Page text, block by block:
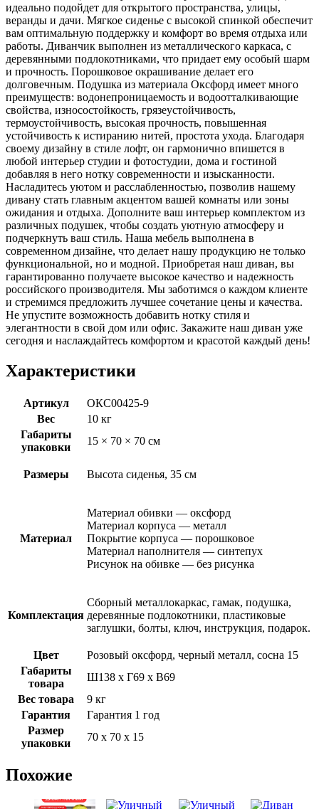
идеально подойдет для открытого пространства, улицы,
веранды и дачи. Мягкое сиденье с высокой спинкой обеспечит
вам оптимальную поддержку и комфорт во время отдыха или
работы. Диванчик выполнен из металлического каркаса, с
деревянными подлокотниками, что придает ему особый шарм
и прочность. Порошковое окрашивание делает его
долговечным. Подушка из материала Оксфорд имеет много
преимуществ: водонепроницаемость и водоотталкивающие
свойства, износостойкость, грязеустойчивость,
термоустойчивость, высокая прочность, повышенная
устойчивость к истиранию нитей, простота ухода. Благодаря
своему дизайну в стиле лофт, он гармонично впишется в
любой интерьер студии и фотостудии, дома и гостиной
добавляя в него нотку современности и изысканности.
Насладитесь уютом и расслабленностью, позволив нашему
дивану стать главным акцентом вашей комнаты или зоны
ожидания и отдыха. Дополните ваш интерьер комплектом из
различных подушек, чтобы создать уютную атмосферу и
подчеркнуть ваш стиль. Наша мебель выполнена в
современном дизайне, что делает нашу продукцию не только
функциональной, но и модной. Приобретая наш диван, вы
гарантированно получаете высокое качество и надежность
российского производителя. Мы заботимся о каждом клиенте
и стремимся предложить лучшее сочетание цены и качества.
Не упустите возможность добавить нотку стиля и
элегантности в свой дом или офис. Закажите наш диван уже
сегодня и наслаждайтесь комфортом и красотой каждый день!
Характеристики
Артикул
ОКС00425-9
Вес
10 кг
Габариты
упаковки
15 × 70 × 70 см
Размеры Высота сиденья, 35 см
Материал
Материал обивки — оксфорд
Материал корпуса — металл
Покрытие корпуса — порошковое
Материал наполнителя — синтепух
Рисунок на обивке — без рисунка
Комплектация
Сборный металлокаркас, гамак, подушка,
деревянные подлокотники, пластиковые
заглушки, болты, ключ, инструкция, подарок.
Цвет
Розовый оксфорд, черный металл, сосна 15
Габариты
товара
Ш138 х Г69 х В69
Вес товара
9 кг
Гарантия
Гарантия 1 год
Размер
упаковки
70 х 70 х 15
Похожие